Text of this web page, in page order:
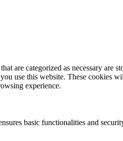
are categorized as necessary are
use this website. These cookies
experience.
basic functionalities and